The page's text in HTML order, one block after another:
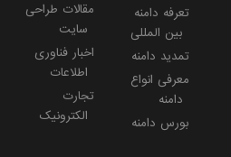
تعرفه دامنه
بین المللی
تمدید دامنه
معرفی انواع
دامنه
بورس دامنه
مقالات طراحی
سایت
اخبار فناوری
اطلاعات
تجارت
الکترونیک